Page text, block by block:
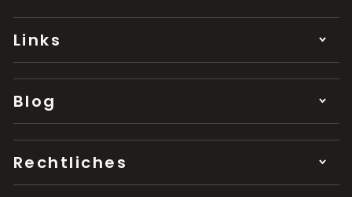
Links
Blog
Rechtliches